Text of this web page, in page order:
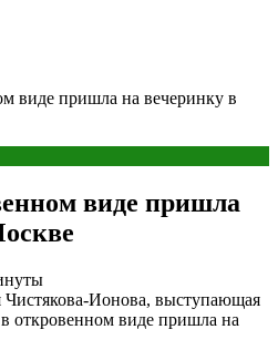
виде пришла на вечеринку в
виде пришла
Чистякова-Ионова, выступающая
откровенном виде пришла на